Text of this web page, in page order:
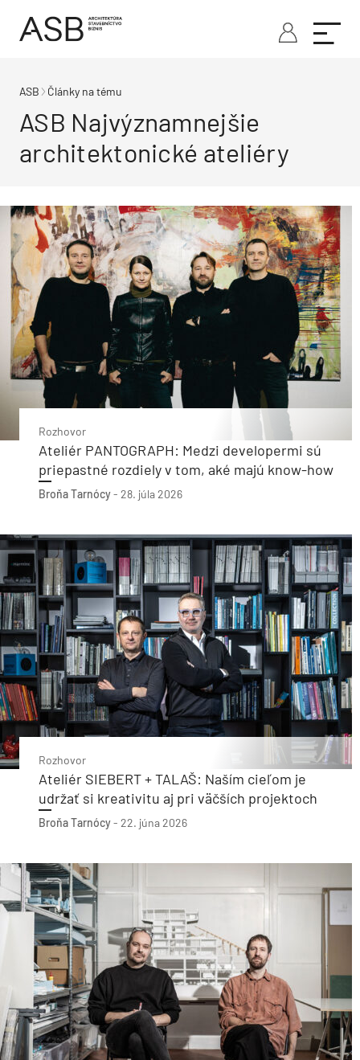
ASB Články na tému
ASB Najvýznamnejšie
architektonické ateliéry
Rozhovor
Ateliér PANTOGRAPH: Medzi developermi sú
priepastné rozdiely v tom, aké majú know-how
Broňa Tarnócy- 28. júla 2026
Rozhovor
Ateliér SIEBERT + TALAŠ: Naším cieľom je
udržať si kreativitu aj pri väčších projektoch
Broňa Tarnócy- 22. júna 2026